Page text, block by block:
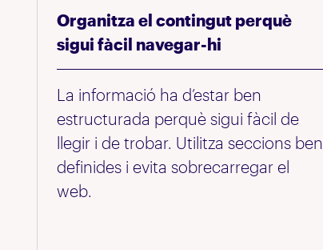
Organitza el contingut perquè
sigui fàcil navegar-hi
La informació ha d’estar ben
estructurada perquè sigui fàcil de
llegir i de trobar. Utilitza seccions ben
definides i evita sobrecarregar el
web.